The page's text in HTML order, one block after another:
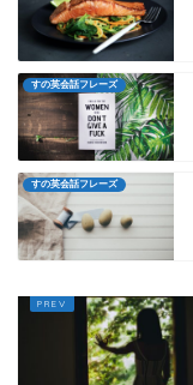
すの英会話フレーズ
すの英会話フレーズ